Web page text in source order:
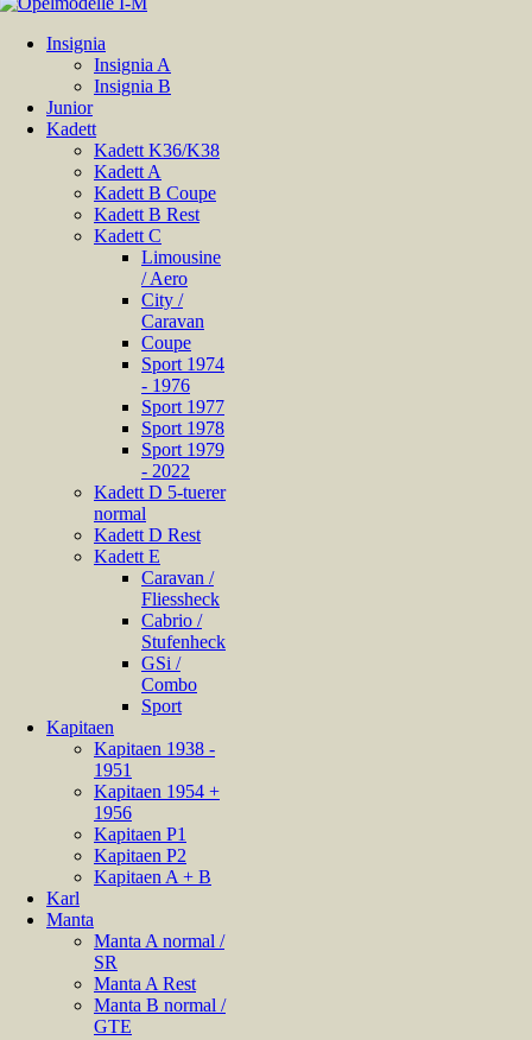
Insignia
Insignia A
Insignia B
Junior
Kadett
Kadett K36/K38
Kadett A
Kadett B Coupe
Kadett B Rest
Kadett C
Limousine
/ Aero
City /
Caravan
Coupe
Sport 1974
- 1976
Sport 1977
Sport 1978
Sport 1979
- 2022
Kadett D 5-tuerer
normal
Kadett D Rest
Kadett E
Caravan /
Fliessheck
Cabrio /
Stufenheck
GSi /
Combo
Sport
Kapitaen
Kapitaen 1938 -
1951
Kapitaen 1954 +
1956
Kapitaen P1
Kapitaen P2
Kapitaen A + B
Karl
Manta
Manta A normal /
SR
Manta A Rest
Manta B normal /
GTE